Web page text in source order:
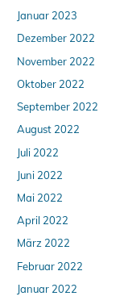
Januar 2023
Dezember 2022
November 2022
Oktober 2022
September 2022
August 2022
Juli 2022
Juni 2022
Mai 2022
April 2022
März 2022
Februar 2022
Januar 2022